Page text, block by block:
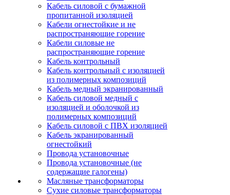
Кабель силовой с бумажной
пропитанной изоляцией
Кабели огнестойкие и не
распространяющие горение
Кабели силовые не
распространяющие горение
Кабель контрольный
Кабель контрольный с изоляцией
из полимерных композиций
Кабель медный экранированный
Кабель силовой медный с
изоляцией и оболочкой из
полимерных композиций
Кабель силовой с ПВХ изоляцией
Кабель экранированный
огнестойкий
Провода установочные
Провода установочные (не
содержащие галогены)
Масляные трансформаторы
Сухие силовые трансформаторы